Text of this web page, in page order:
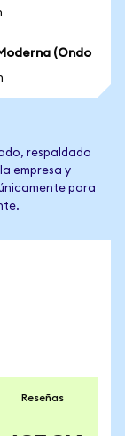
(Ondo
respaldado
empresa y
para
Reseñas